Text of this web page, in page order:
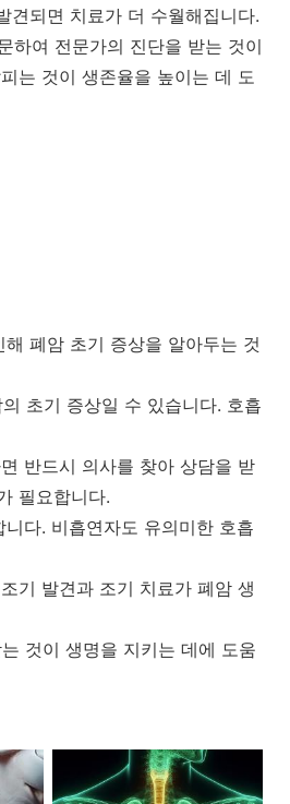
견되면 치료가 더 수월해집니다.
하여 전문가의 진단을 받는 것이
는 것이 생존율을 높이는 데 도
폐암 초기 증상을 알아두는 것
초기 증상일 수 있습니다. 호흡
반드시 의사를 찾아 상담을 받
필요합니다.
다. 비흡연자도 유의미한 호흡
기 발견과 조기 치료가 폐암 생
것이 생명을 지키는 데에 도움